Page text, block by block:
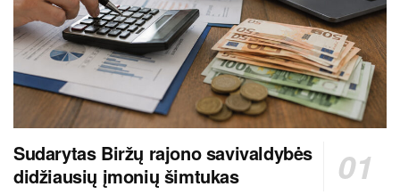
Sudarytas Biržų rajono savivaldybės
didžiausių įmonių šimtukas